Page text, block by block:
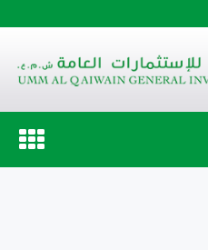
Toggle
navigation